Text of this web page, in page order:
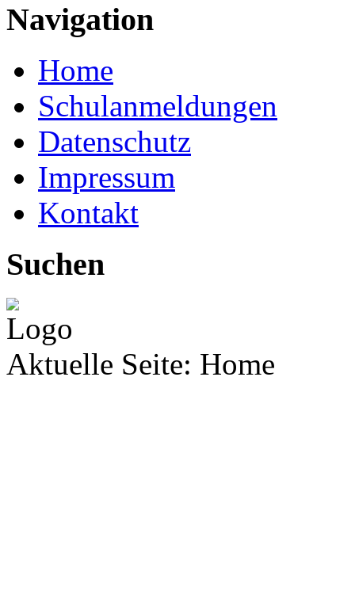
Navigation
Home
Schulanmeldungen
Datenschutz
Impressum
Kontakt
Suchen
Aktuelle Seite: Home